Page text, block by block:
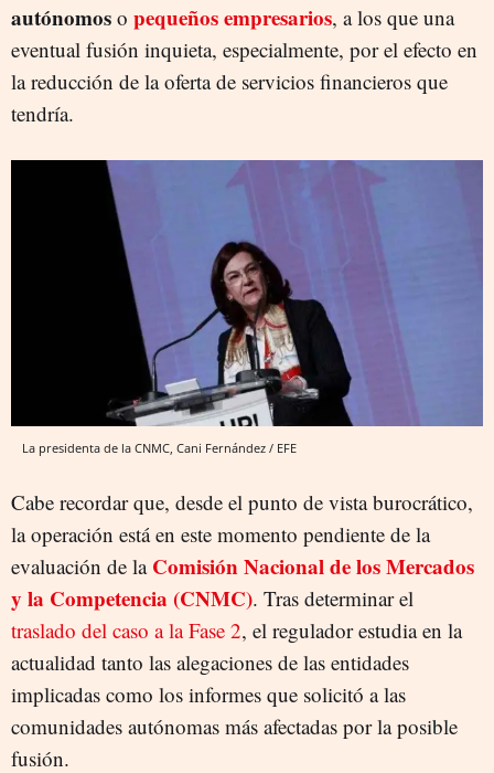
autónomos o pequeños empresarios, a los que una
eventual fusión inquieta, especialmente, por el efecto en
la reducción de la oferta de servicios financieros que
tendría.
La presidenta de la CNMC, Cani Fernández / EFE
Cabe recordar que, desde el punto de vista burocrático,
la operación está en este momento pendiente de la
evaluación de la Comisión Nacional de los Mercados
y la Competencia (CNMC). Tras determinar el
traslado del caso a la Fase 2, el regulador estudia en la
actualidad tanto las alegaciones de las entidades
implicadas como los informes que solicitó a las
comunidades autónomas más afectadas por la posible
fusión.